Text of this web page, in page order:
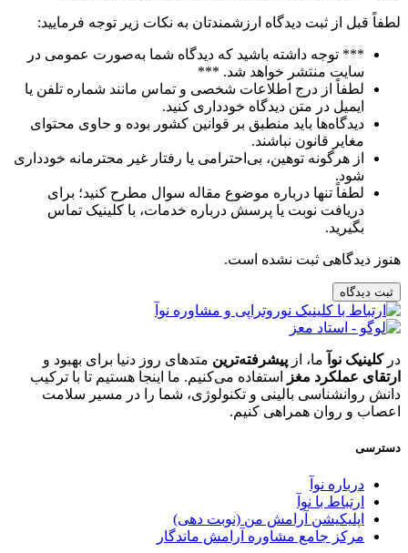
لطفاً قبل از ثبت دیدگاه ارزشمندتان به نکات زیر توجه فرمایید:
*** توجه داشته باشید که دیدگاه شما به‌صورت عمومی در
سایت منتشر خواهد شد. ***
لطفاً از درج اطلاعات شخصی و تماس مانند شماره تلفن یا
ایمیل در متن دیدگاه خودداری کنید.
دیدگاه‌ها باید منطبق بر قوانین کشور بوده و حاوی محتوای
مغایر قانون نباشند.
از هرگونه توهین، بی‌احترامی یا رفتار غیر محترمانه خودداری
شود.
لطفاً تنها درباره موضوع مقاله سوال مطرح کنید؛ برای
دریافت نوبت یا پرسش درباره خدمات، با کلینیک تماس
بگیرید.
هنوز دیدگاهی ثبت نشده است.
ثبت دیدگاه
درکلینیک نوآ ما، از پیشرفته‌ترین متدهای روز دنیا برای بهبود و
ارتقای عملکرد مغز
استفاده می‌کنیم. ما اینجا هستیم تا با ترکیب
دانش روانشناسی بالینی و تکنولوژی، شما را در مسیر سلامت
اعصاب و روان همراهی کنیم.
دسترسی
درباره نوآ
ارتباط با نوآ
اپلیکیشن آرامش من (نوبت دهی)
مرکز جامع مشاوره آرامش ماندگار